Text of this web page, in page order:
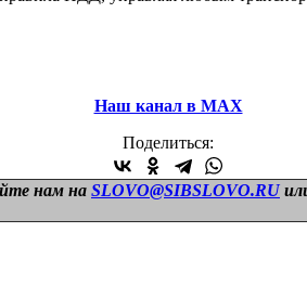
Наш канал в МАХ
Поделиться:
нам на SLOVO@SIBSLOVO.RU